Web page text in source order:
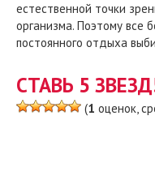
естественной точки
организма. Поэтому все
постоянного отдыха
СТАВЬ 5
(1 оценок,